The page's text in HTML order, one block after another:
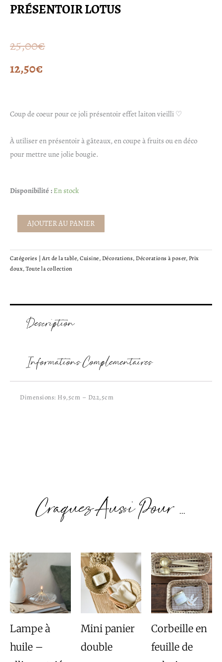
PRÉSENTOIR LOTUS
25,00€
Le
prix
était :
25,00€.
12,50€
Le
prix
est :
12,50€.
Coup de coeur pour ce joli présentoir effet laiton vieilli ♡
À utiliser en présentoir à gâteaux, en coupe à fruits ou en déco
pour mettre une jolie bougie.
Disponibilité : En stock
quantité
Présentoir
lotus
AJOUTER AU PANIER
Catégories | Art de la table,Cuisine,Décorations,Décorations à poser,Prix
doux,Toute la collection
Description
Informations Complémentaires
Dimensions: H9,5cm – D22,5cm
Craquez Aussi Pour ...
Lampe à
huile –
de
prix :
22,50€
à
32,50€
Mini panier
double
Corbeille en
feuille de
Plage
de
prix :
8,90€
à
9,90€